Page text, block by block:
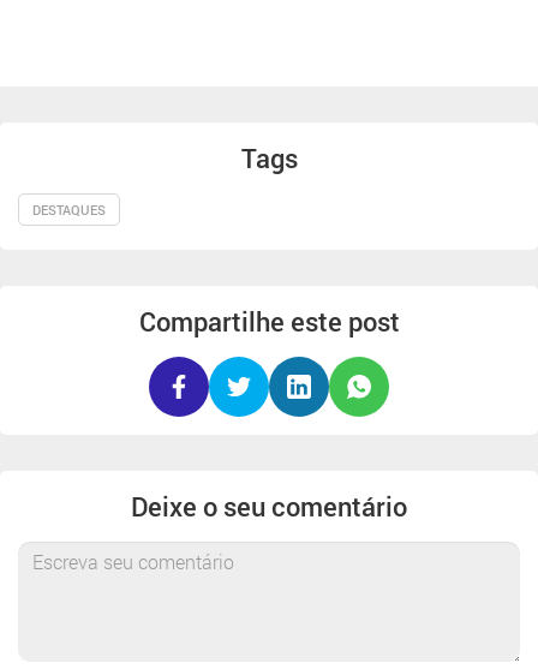
Tags
DESTAQUES
Compartilhe este post
Deixe o seu comentário